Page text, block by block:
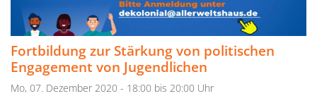
Fortbildung zur Stärkung von politischen
Engagement von Jugendlichen
Mo, 07. Dezember 2020 - 18:00 bis 20:00 Uhr